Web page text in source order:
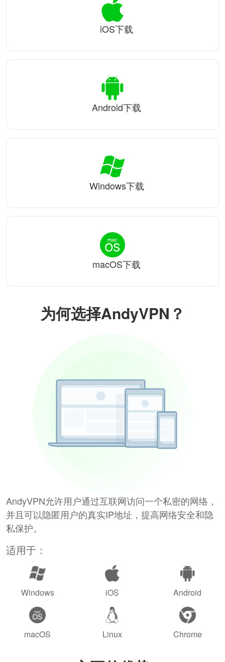
为何选择AndyVPN？
AndyVPN允许用户通过互联网访问一个私密的网络，
并且可以隐匿用户的真实IP地址，提高网络安全和隐
私保护。
适用于：
Windows iOS Android
macOS Linux Chrome
iOS下载
Android下载
Windows下载
macOS下载